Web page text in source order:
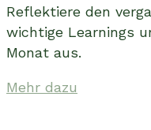
Reflektiere den
wichtige Learnings
Monat aus.
Mehr dazu